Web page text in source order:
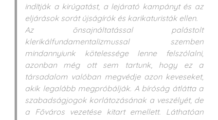
indítják a kirúgatást, a lejárató kampányt és az
eljárások sorát újságírók és karikaturisták ellen.
Az önsajnáltatással palástolt
klerikálfundamentalizmussal szemben
mindannyiunk kötelessége lenne felszólalni,
azonban még ott sem tartunk, hogy ez a
társadalom valóban megvédje azon keveseket,
akik legalább megpróbálják. A bíróság átlátta a
szabadságjogok korlátozásának a veszélyét, de
a Főváros vezetése kitart emellett. Láthatóan